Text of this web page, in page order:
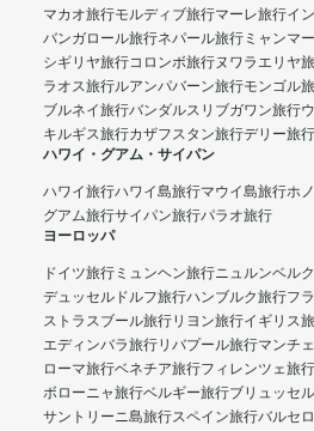
マカオ旅行モルディブ旅行マーレ旅行イ
バンガロール旅行ネパール旅行 ミャンマ
シギリヤ旅行コロンボ旅行ヌワラエリヤ
ラオス旅行ルアンパバーン旅行モンゴル
ブルネイ旅行バンダルスリブガワン旅行
キルギス旅行カザフスタン旅行デリー旅行
ハワイ・グアム・サイパン
ハワイ旅行ハワイ島旅行マウイ島旅行ホ
グアム旅行サイパン旅行パラオ旅行
ヨーロッパ
ドイツ旅行 ミュンヘン旅行ニュルンベル
デュッセルドルフ旅行ハンブルク旅行フ
ストラスブール旅行リヨン旅行イギリス
エディンバラ旅行リバプール旅行マンチ
ローマ旅行ベネチア旅行フィレンツェ旅行
ボローニャ旅行ベルギー旅行ブリュッセ
サントリーニ島旅行スペイン旅行バルセ